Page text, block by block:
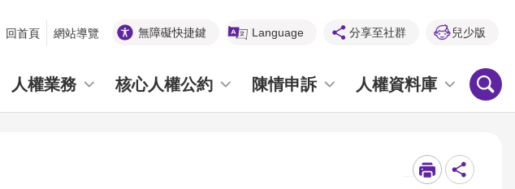
回首頁 網站導覽 無障礙快捷鍵 Language 分享至社群 兒少版
人權業務 核心人權公約 陳情申訴 人權資料庫